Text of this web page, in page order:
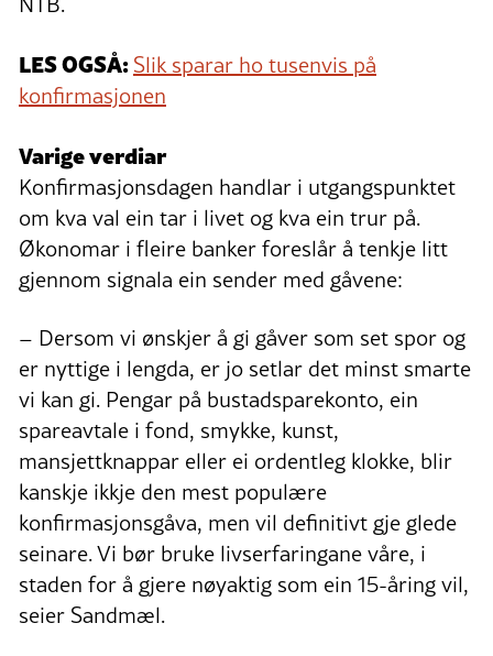
LES OGSÅ:Slik sparar ho tusenvis på
konfirmasjonen
Varige verdiar
Konfirmasjonsdagen handlar i utgangspunktet
om kva val ein tar i livet og kva ein trur på.
Økonomar i fleire banker foreslår å tenkje litt
gjennom signala ein sender med gåvene:
– Dersom vi ønskjer å gi gåver som set spor og
er nyttige i lengda, er jo setlar det minst smarte
vi kan gi. Pengar på bustadsparekonto, ein
spareavtale i fond, smykke, kunst,
mansjettknappar eller ei ordentleg klokke, blir
kanskje ikkje den mest populære
konfirmasjonsgåva, men vil definitivt gje glede
seinare. Vi bør bruke livserfaringane våre, i
staden for å gjere nøyaktig som ein 15-åring vil,
seier Sandmæl.